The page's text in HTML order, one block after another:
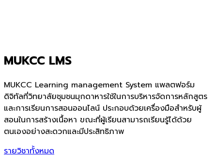
MUKCC LMS
MUKCC Learning management System แพลตฟอร์ม
ดิจิทัลที่วิทยาลัยชุมชนมุกดาหารใช้ในการบริหารจัดการหลักสูตร
และการเรียนการสอนออนไลน์ ประกอบด้วยเครื่องมือสำหรับผู้
สอนในการสร้างเนื้อหา ขณะที่ผู้เรียนสามารถเรียนรู้ได้ด้วย
ตนเองอย่างสะดวกและมีประสิทธิภาพ
รายวิชาทั้งหมด